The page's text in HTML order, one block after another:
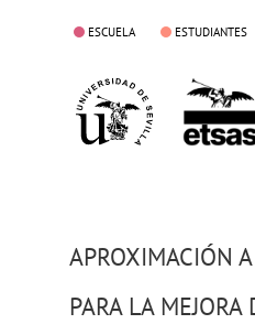
ESCUELA ESTUDIANTES
APROXIMACIÓN
PARA LA